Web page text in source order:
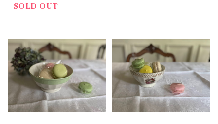
ブーケ柄【V-292A】
SOLD OUT